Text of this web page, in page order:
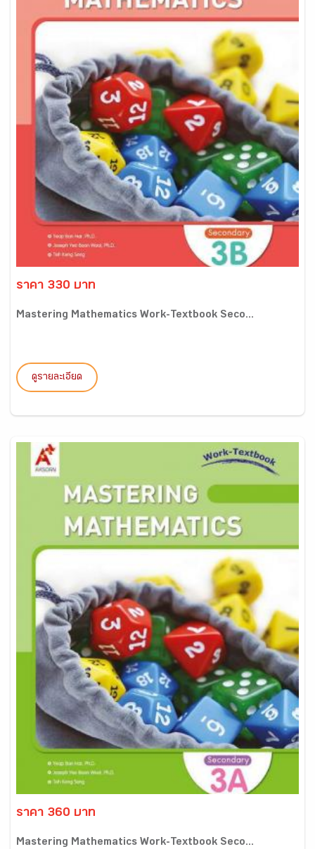
ราคา 330 บาท
Mastering Mathematics Work-Textbook Seco...
ดูรายละเอียด
ราคา 360 บาท
Mastering Mathematics Work-Textbook Seco...